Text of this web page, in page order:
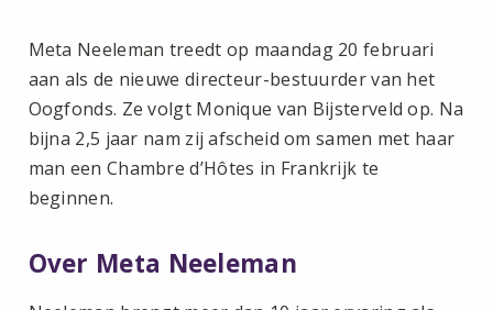
Meta Neeleman treedt op maandag 20 februari
aan als de nieuwe directeur-bestuurder van het
Oogfonds. Ze volgt Monique van Bijsterveld op. Na
bijna 2,5 jaar nam zij afscheid om samen met haar
man een Chambre d’Hôtes in Frankrijk te
beginnen.
Over Meta Neeleman